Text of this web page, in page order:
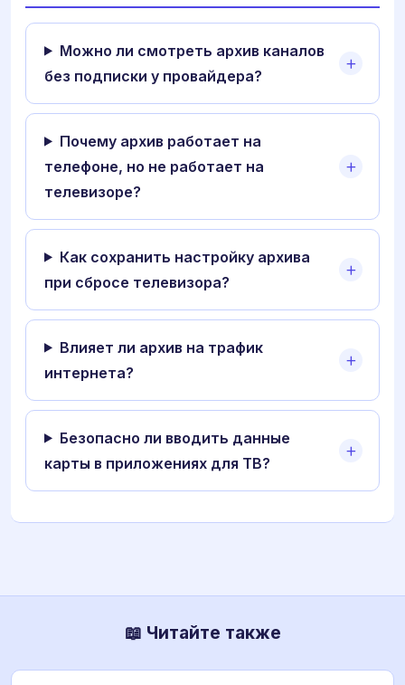
Можно ли смотреть архив каналов
без подписки у провайдера?
Почему архив работает на
телефоне, но не работает на
телевизоре?
Как сохранить настройку архива
при сбросе телевизора?
Влияет ли архив на трафик
интернета?
Безопасно ли вводить данные
карты в приложениях для ТВ?
📖 Читайте также